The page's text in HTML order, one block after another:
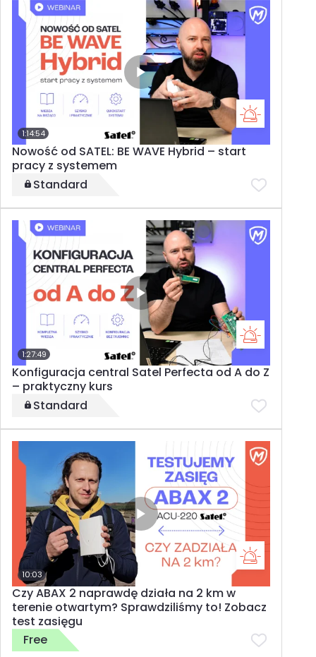
1:14:54
Nowość od SATEL: BE WAVE Hybrid – start
pracy z systemem
Standard
1:27:49
Konfiguracja central Satel Perfecta od A do Z
– praktyczny kurs
Standard
10:03
Czy ABAX 2 naprawdę działa na 2 km w
terenie otwartym? Sprawdziliśmy to! Zobacz
test zasięgu
Free